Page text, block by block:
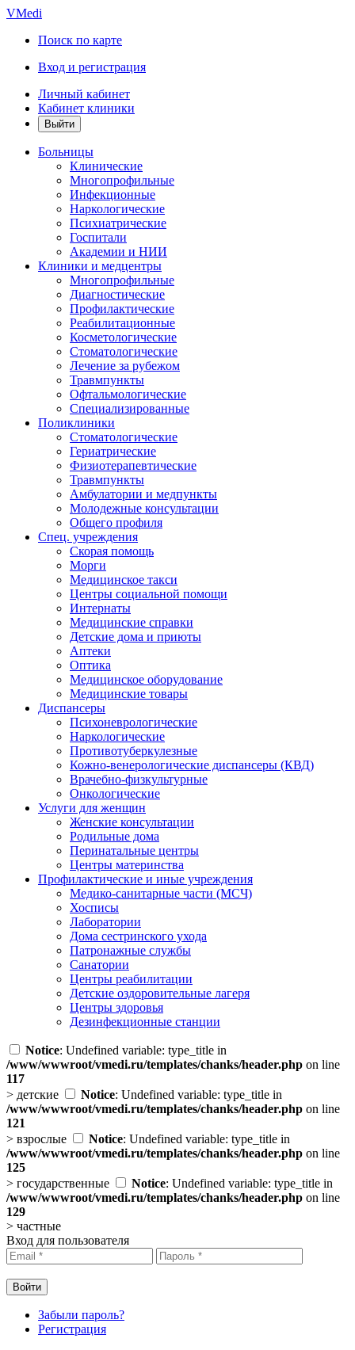
VMedi
Поиск по карте
Вход и регистрация
Личный кабинет
Кабинет клиники
Больницы
Клинические
Многопрофильные
Инфекционные
Наркологические
Психиатрические
Госпитали
Академии и НИИ
Клиники и медцентры
Многопрофильные
Диагностические
Профилактические
Реабилитационные
Косметологические
Стоматологические
Лечение за рубежом
Травмпункты
Офтальмологические
Специализированные
Поликлиники
Стоматологические
Гериатрические
Физиотерапевтические
Травмпункты
Амбулатории и медпункты
Молодежные консультации
Общего профиля
Спец. учреждения
Скорая помощь
Морги
Медицинское такси
Центры социальной помощи
Интернаты
Медицинские справки
Детские дома и приюты
Аптеки
Оптика
Медицинское оборудование
Медицинские товары
Диспансеры
Психоневрологические
Наркологические
Противотуберкулезные
Кожно-венерологические диспансеры (КВД)
Врачебно-физкультурные
Онкологические
Услуги для женщин
Женские консультации
Родильные дома
Перинатальные центры
Центры материнства
Профилактические и иные учреждения
Медико-санитарные части (МСЧ)
Хосписы
Лаборатории
Дома сестринского ухода
Патронажные службы
Санатории
Центры реабилитации
Детские оздоровительные лагеря
Центры здоровья
Дезинфекционные станции
Notice: Undefined variable: type_title in
/www/wwwroot/vmedi.ru/templates/chanks/header.php on line
117
> детские Notice: Undefined variable: type_title in
/www/wwwroot/vmedi.ru/templates/chanks/header.php on line
121
> взрослые Notice: Undefined variable: type_title in
/www/wwwroot/vmedi.ru/templates/chanks/header.php on line
125
> государственные Notice: Undefined variable: type_title in
/www/wwwroot/vmedi.ru/templates/chanks/header.php on line
129
> частные
Вход для пользователя
Забыли пароль?
Регистрация